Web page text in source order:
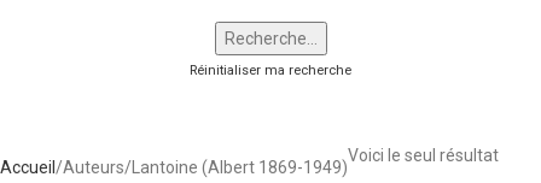
Réinitialiser ma recherche
Accueil Auteurs Lantoine (Albert 1869-1949)
Voici le seul résultat